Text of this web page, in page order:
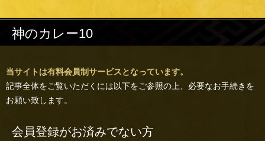
神のカレー10
当サイトは有料会員制サービスとなっています。
記事全体をご覧いただくには以下をご参照の上、必要なお手続きを
お願い致します。
会員登録がお済みでない方